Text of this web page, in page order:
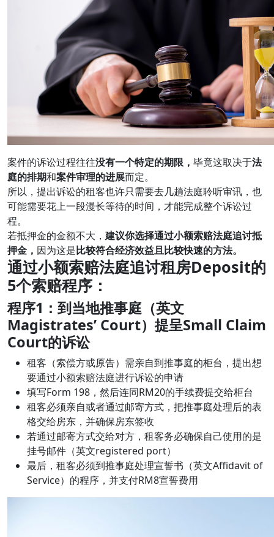
案件的诉讼过程往往没有一个特定的期限， 毕竟这取决于法
庭的排期和案件审理的进展而定。
所以，提出诉讼的租客也许只需要去几趟法庭聆听审讯，也
可能需要花上一段漫长等待的时间，才能完成整个诉讼过
程。
若抵押金的金额不大， 建议你选择通过小额索赔法庭追讨抵
押金， 因为这是比较符合经济效益且比较快速的方法。
通过小额索赔法庭追讨租房Deposit的
5个索赔程序：
程序1：到当地推事庭（英文
Magistrates’ Court）提呈Small Claim
Court的诉讼
租客（索偿方或原告）需亲自到推事庭的柜台，提出想
要通过小额索赔法庭进行诉讼的申请
填写Form 198，然后连同RM20的手续费提交给柜台
租客必须亲自或者通过邮寄方式，把推事庭处理后的表
格交给房东，并确保房东签收
若通过邮寄方式交给对方，租客务必确保自己使用的是
挂号邮件（英文registered port）
最后，租客必须到推事庭处理宣誓书（英文Affidavit of
Service）的程序，并支付RM8宣誓费用